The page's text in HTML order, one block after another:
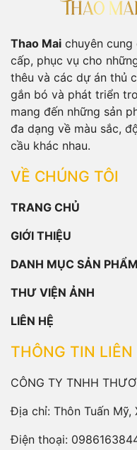
Thao Mai chuyên
cấp, phục vụ cho
thêu và các dự án thủ
gắn bó và phát triển
mang đến những sản
đa dạng về màu sắc,
cầu khác nhau.
VỀ CHÚNG TÔI
TRANG CHỦ
GIỚI THIỆU
DANH MỤC SẢN PHẨM
THƯ VIỆN ẢNH
LIÊN HỆ
THÔNG TIN LIÊN
CÔNG TY TNHH
Địa chỉ: Thôn Tuấn Mỹ,
Điện thoại: